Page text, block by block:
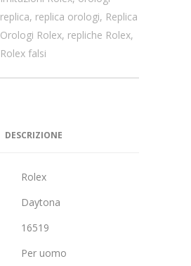
replica, replica orologi, Replica
Orologi Rolex, repliche Rolex,
Rolex falsi
DESCRIZIONE
Rolex
Daytona
16519
Per uomo